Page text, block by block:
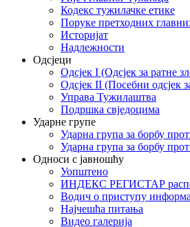
Кодекс тужилачке етике
Поруке претходних
Историјат
Надлежности
Одсјеци
Одсјек I (Одсјек за ратне
Одсјек II (Посебни одсјек
Управа Тужилаштва
Подршка свједоцима
Ударне групе
Ударна група за борбу
Ударна група за борбу
Односи с јавношћу
Уопштено
ИНДЕКС РЕГИСТАР
Водич о приступу
Најчешћа питања
Видео галерија